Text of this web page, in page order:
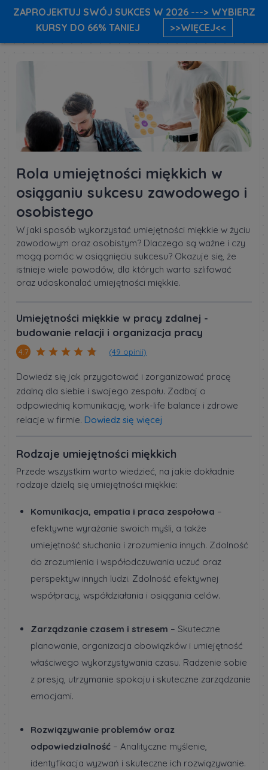
Rola umiejętności miękkich w
osiąganiu sukcesu zawodowego i
osobistego
W jaki sposób wykorzystać umiejętności miękkie w życiu
zawodowym oraz osobistym? Dlaczego są ważne i czy
mogą pomóc w osiągnięciu sukcesu? Okazuje się, że
istnieje wiele powodów, dla których warto szlifować
oraz udoskonalać umiejętności miękkie.
Umiejętności miękkie w pracy zdalnej -
budowanie relacji i organizacja pracy
4.7 (49 opinii)
Dowiedz się jak przygotować i zorganizować pracę
zdalną dla siebie i swojego zespołu. Zadbaj o
odpowiednią komunikację, work-life balance i zdrowe
relacje w firmie. Dowiedz się więcej
Rodzaje umiejętności miękkich
Przede wszystkim warto wiedzieć, na jakie dokładnie
rodzaje dzielą się umiejętności miękkie:
Komunikacja, empatia i praca zespołowa –
efektywne wyrażanie swoich myśli, a także
umiejętność słuchania i zrozumienia innych. Zdolność
do zrozumienia i współodczuwania uczuć oraz
perspektyw innych ludzi. Zdolność efektywnej
współpracy, współdziałania i osiągania celów.
Zarządzanie czasem i stresem – Skuteczne
planowanie, organizacja obowiązków i umiejętność
właściwego wykorzystywania czasu. Radzenie sobie
z presją, utrzymanie spokoju i skuteczne zarządzanie
emocjami.
Rozwiązywanie problemów oraz
odpowiedzialność – Analityczne myślenie,
identyfikacja wyzwań i skuteczne ich rozwiązywanie.
ZAPROJEKTUJ SWÓJ SUKCES W 2026 ---> WYBIERZ
KURSY DO 66% TANIEJ
>>WIĘCEJ<<